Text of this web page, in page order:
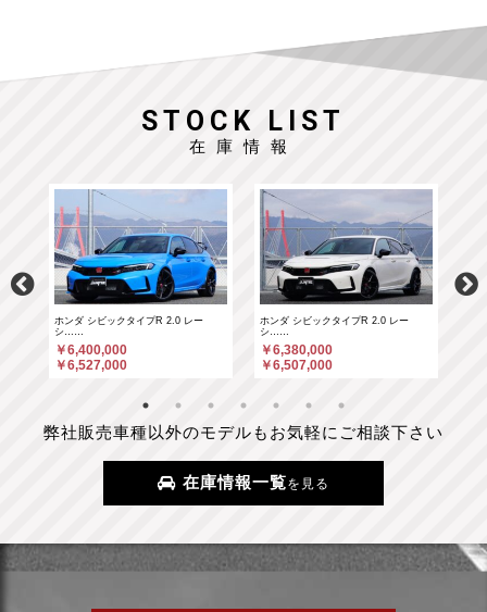
STOCK LIST
在庫情報
ホンダ シビックタイプR 2.0 レー
シ……
￥6,400,000
￥6,527,000
ホンダ シビックタイプR 2.0 レー
シ……
￥6,380,000
￥6,507,000
弊社販売車種以外のモデルもお気軽にご相談下さい
在庫情報一覧を見る